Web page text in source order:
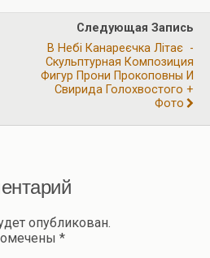
Следующая Запись
В Небі Канареєчка Літає -
Скульптурная Композиция
Фигур Прони Прокоповны И
Свирида Голохвостого +
Фото
опубликован.
*